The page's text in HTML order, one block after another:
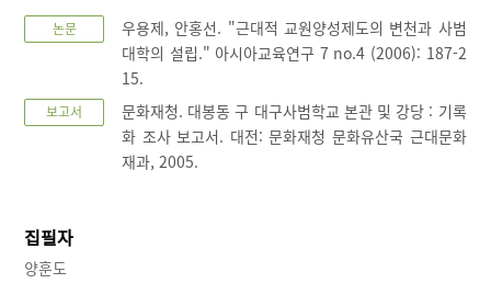
논문
우용제, 안홍선. "근대적 교원양성제도의 변천과 사범
대학의 설립." 아시아교육연구 7 no.4 (2006): 187-2
15.
보고서
문화재청. 대봉동 구 대구사범학교 본관 및 강당 : 기록
화 조사 보고서. 대전: 문화재청 문화유산국 근대문화
재과, 2005.
집필자
양훈도